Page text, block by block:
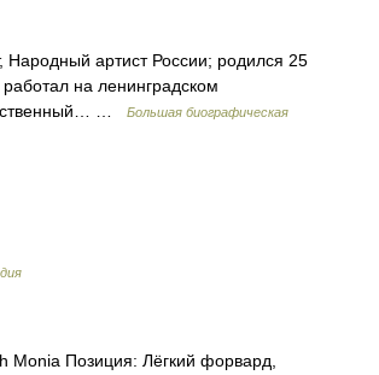
артист России; родился 25
на ленинградском
…
Большая биографическая
Позиция: Лёгкий форвард,